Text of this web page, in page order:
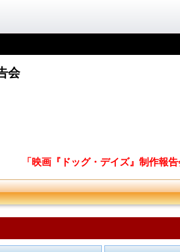
会
「映画『ドッグ・デイズ』制作報